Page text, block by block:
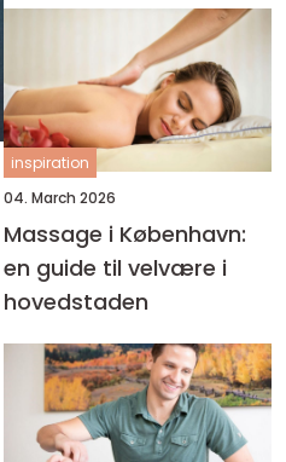
inspiration
04. March 2026
Massage i København:
en guide til velvære i
hovedstaden